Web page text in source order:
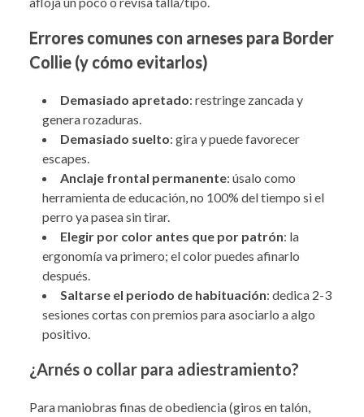
Errores comunes con arneses para Border
Collie (y cómo evitarlos)
Demasiado apretado: restringe zancada y
genera rozaduras.
Demasiado suelto: gira y puede favorecer
escapes.
Anclaje frontal permanente: úsalo como
herramienta de educación, no 100% del tiempo si el
perro ya pasea sin tirar.
Elegir por color antes que por patrón: la
ergonomía va primero; el color puedes afinarlo
después.
Saltarse el periodo de habituación: dedica 2-3
sesiones cortas con premios para asociarlo a algo
positivo.
¿Arnés o collar para adiestramiento?
Para maniobras finas de obediencia (giros en talón,